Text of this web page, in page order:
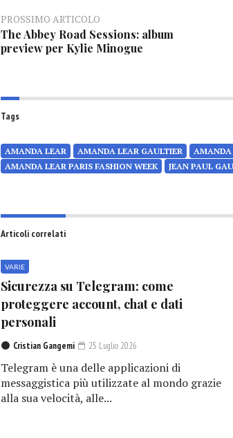
PROSSIMO ARTICOLO
The Abbey Road Sessions: album
preview per Kylie Minogue
Tags
AMANDA LEAR AMANDA LEAR GAULTIER AMANDA
AMANDA LEAR PARIS FASHION WEEK
JEAN PAUL
Articoli correlati
VARIE
Sicurezza su Telegram: come
proteggere account, chat e dati
personali
Cristian Gangemi 25 Luglio 2026
Telegram è una delle applicazioni di
messaggistica più utilizzate al mondo grazie
alla sua velocità, alle...